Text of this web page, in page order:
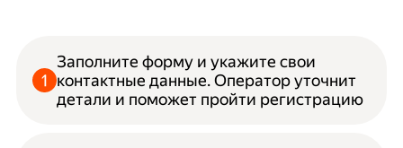
Заполните форму и укажите свои
контактные данные. Оператор уточнит
детали и поможет пройти регистрацию